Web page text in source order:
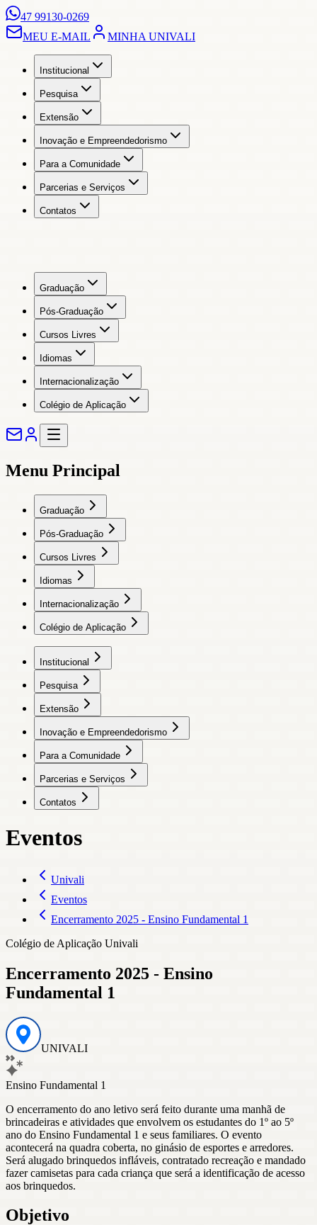
47 99130-0269
MEU E-MAIL
MINHA UNIVALI
Institucional
Pesquisa
Extensão
Inovação e Empreendedorismo
Para a Comunidade
Parcerias e Serviços
Contatos
Graduação
Pós-Graduação
Cursos Livres
Idiomas
Internacionalização
Colégio de Aplicação
Menu Principal
Graduação
Pós-Graduação
Cursos Livres
Idiomas
Internacionalização
Colégio de Aplicação
Institucional
Pesquisa
Extensão
Inovação e Empreendedorismo
Para a Comunidade
Parcerias e Serviços
Contatos
Eventos
Univali
Eventos
Encerramento 2025 - Ensino Fundamental 1
Colégio de Aplicação Univali
Encerramento 2025 - Ensino
Fundamental 1
UNIVALI
Ensino Fundamental 1
O encerramento do ano letivo será feito durante uma manhã de
brincadeiras e atividades que envolvem os estudantes do 1º ao 5º
ano do Ensino Fundamental 1 e seus familiares. O evento
acontecerá na quadra coberta, no ginásio de esportes e arredores.
Será alugado brinquedos infláveis, contratado recreação e mandado
fazer camisetas para cada criança que será a identificação de acesso
aos brinquedos.
Objetivo